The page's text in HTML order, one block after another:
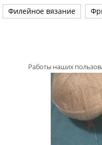
Филейное вязание
Работы наших